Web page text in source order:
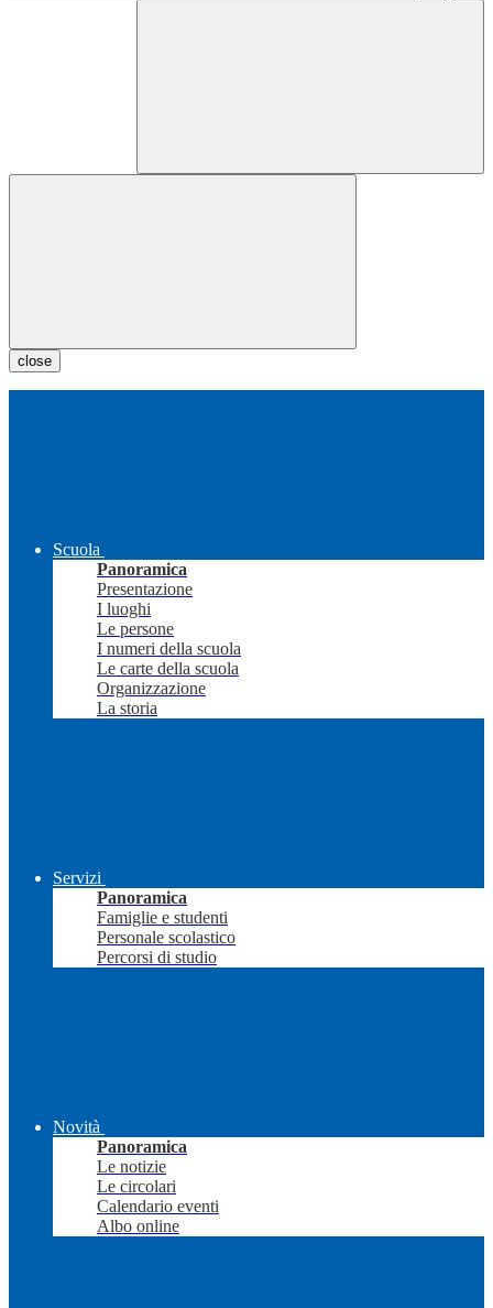
close
Scuola
Panoramica
Presentazione
I luoghi
Le persone
I numeri della scuola
Le carte della scuola
Organizzazione
La storia
Servizi
Panoramica
Famiglie e studenti
Personale scolastico
Percorsi di studio
Novità
Panoramica
Le notizie
Le circolari
Calendario eventi
Albo online